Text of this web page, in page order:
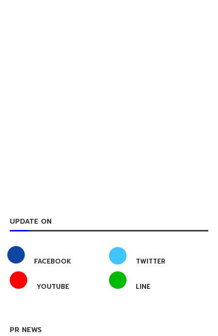
UPDATE ON
FACEBOOK TWITTER
YOUTUBE LINE
PR NEWS